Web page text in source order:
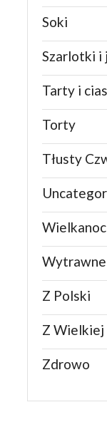
Soki
Szarlotki i
Tarty i
Torty
Tłusty
Wielkanoc
Wytrawne
Z Polski
Z
Zdrowo